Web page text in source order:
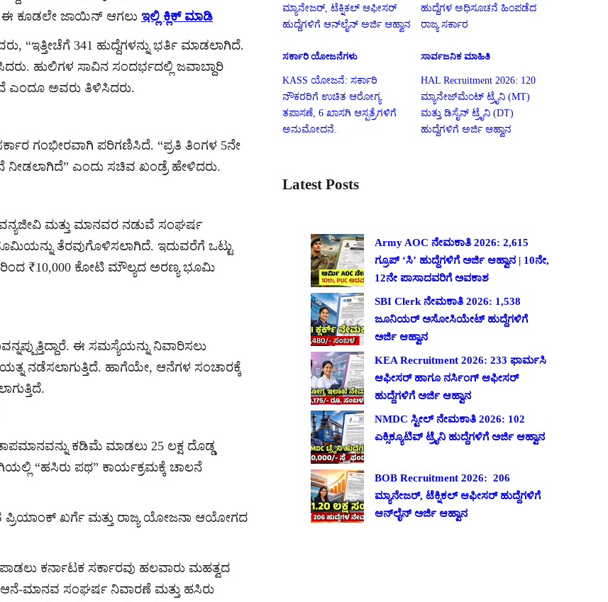
ಈ ಕೂಡಲೇ ಜಾಯಿನ್ ಆಗಲು ಇಲ್ಲಿ ಕ್ಲಿಕ್ ಮಾಡಿ
“ಇತ್ತೀಚೆಗೆ 341 ಹುದ್ದೆಗಳನ್ನು ಭರ್ತಿ ಮಾಡಲಾಗಿದೆ.
ಹುಲಿಗಳ ಸಾವಿನ ಸಂದರ್ಭದಲ್ಲಿ ಜವಾಬ್ದಾರಿ
ಎಂದೂ ಅವರು ತಿಳಿಸಿದರು.
ಗಂಭೀರವಾಗಿ ಪರಿಗಣಿಸಿದೆ. “ಪ್ರತಿ ತಿಂಗಳ 5ನೇ
ನೀಡಲಾಗಿದೆ” ಎಂದು ಸಚಿವ ಖಂಡ್ರೆ ಹೇಳಿದರು.
ವನ್ಯಜೀವಿ ಮತ್ತು ಮಾನವರ ನಡುವೆ ಸಂಘರ್ಷ
ಭೂಮಿಯನ್ನು ತೆರವುಗೊಳಿಸಲಾಗಿದೆ. ಇದುವರೆಗೆ ಒಟ್ಟು
₹10,000 ಕೋಟಿ ಮೌಲ್ಯದ ಅರಣ್ಯ ಭೂಮಿ
ಈ ಸಮಸ್ಯೆಯನ್ನು ನಿವಾರಿಸಲು
ನಡೆಸಲಾಗುತ್ತಿದೆ. ಹಾಗೆಯೇ, ಆನೆಗಳ ಸಂಚಾರಕ್ಕೆ
ಕಡಿಮೆ ಮಾಡಲು 25 ಲಕ್ಷ ದೊಡ್ಡ
“ಹಸಿರು ಪಥ” ಕಾರ್ಯಕ್ರಮಕ್ಕೆ ಚಾಲನೆ
ಪ್ರಿಯಾಂಕ್ ಖರ್ಗೆ ಮತ್ತು ರಾಜ್ಯ ಯೋಜನಾ ಆಯೋಗದ
ಕರ್ನಾಟಕ ಸರ್ಕಾರವು ಹಲವಾರು ಮಹತ್ವದ
ಆನೆ-ಮಾನವ ಸಂಘರ್ಷ ನಿವಾರಣೆ ಮತ್ತು ಹಸಿರು
ಮ್ಯಾನೇಜರ್, ಟೆಕ್ನಿಕಲ್ ಆಫೀಸರ್
ಹುದ್ದೆಗಳಿಗೆ ಆನ್‌ಲೈನ್ ಅರ್ಜಿ ಆಹ್ವಾನ
ಹುದ್ದೆಗಳ ಅಧಿಸೂಚನೆ ಹಿಂಪಡೆದ
ರಾಜ್ಯ ಸರ್ಕಾರ
ಸರ್ಕಾರಿ ಯೋಜನೆಗಳು
KASS ಯೋಜನೆ: ಸರ್ಕಾರಿ
ನೌಕರರಿಗೆ ಉಚಿತ ಆರೋಗ್ಯ
ತಪಾಸಣೆ, 6 ಖಾಸಗಿ ಆಸ್ಪತ್ರೆಗಳಿಗೆ
ಅನುಮೋದನೆ.
ಸಾರ್ವಜನಿಕ ಮಾಹಿತಿ
HAL Recruitment 2026: 120
ಮ್ಯಾನೇಜ್‌ಮೆಂಟ್ ಟ್ರೈನಿ (MT)
ಮತ್ತು ಡಿಸೈನ್ ಟ್ರೈನಿ (DT)
ಹುದ್ದೆಗಳಿಗೆ ಅರ್ಜಿ ಆಹ್ವಾನ
Latest Posts
Army AOC ನೇಮಕಾತಿ 2026: 2,615
ಗ್ರೂಪ್ ‘ಸಿ’ ಹುದ್ದೆಗಳಿಗೆ ಅರ್ಜಿ ಆಹ್ವಾನ | 10ನೇ,
12ನೇ ಪಾಸಾದವರಿಗೆ ಅವಕಾಶ
SBI Clerk ನೇಮಕಾತಿ 2026: 1,538
ಜೂನಿಯರ್ ಅಸೋಸಿಯೇಟ್ ಹುದ್ದೆಗಳಿಗೆ
ಅರ್ಜಿ ಆಹ್ವಾನ
KEA Recruitment 2026: 233 ಫಾರ್ಮಸಿ
ಆಫೀಸರ್ ಹಾಗೂ ನರ್ಸಿಂಗ್ ಆಫೀಸರ್
ಹುದ್ದೆಗಳಿಗೆ ಅರ್ಜಿ ಆಹ್ವಾನ
NMDC ಸ್ಟೀಲ್ ನೇಮಕಾತಿ 2026: 102
ಎಕ್ಸಿಕ್ಯೂಟಿವ್ ಟ್ರೈನಿ ಹುದ್ದೆಗಳಿಗೆ ಅರ್ಜಿ ಆಹ್ವಾನ
BOB Recruitment 2026: 206
ಮ್ಯಾನೇಜರ್, ಟೆಕ್ನಿಕಲ್ ಆಫೀಸರ್ ಹುದ್ದೆಗಳಿಗೆ
ಆನ್‌ಲೈನ್ ಅರ್ಜಿ ಆಹ್ವಾನ